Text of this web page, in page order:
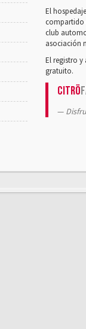
El
compartido
club
asociación
El registro y
gratuito.
Citrö